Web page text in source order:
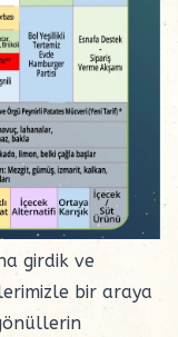
girdik ve
bir araya